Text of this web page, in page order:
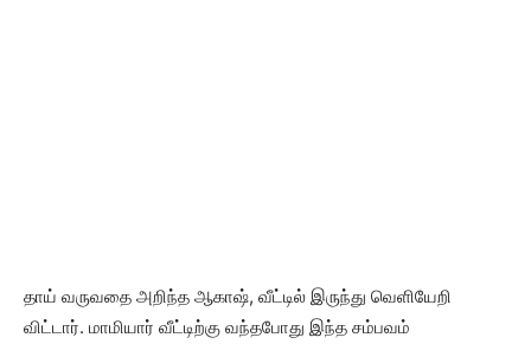
தாய் வருவதை அறிந்த ஆகாஷ், வீட்டில் இருந்து வெளியேறி
விட்டார். மாமியார் வீட்டிற்கு வந்தபோது இந்த சம்பவம்